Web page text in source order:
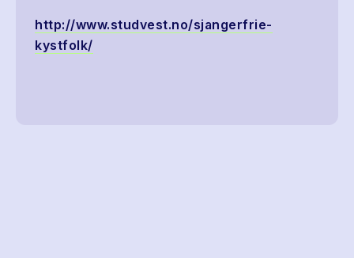
http://www.studvest.no/sjangerfrie-
kystfolk/